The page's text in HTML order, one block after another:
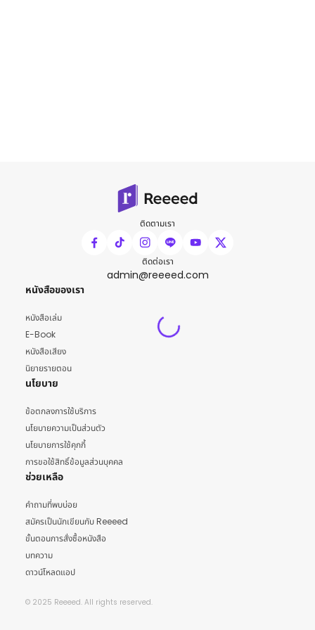
ติดตามเรา
ติดต่อเรา
admin@reeeed.com
หนังสือของเรา
หนังสือเล่ม
E-Book
หนังสือเสียง
นิยายรายตอน
นโยบาย
ข้อตกลงการใช้บริการ
นโยบายความเป็นส่วนตัว
นโยบายการใช้คุกกี้
การขอใช้สิทธิ์ข้อมูลส่วนบุคคล
ช่วยเหลือ
คำถามที่พบบ่อย
สมัครเป็นนักเขียนกับ Reeeed
ขั้นตอนการสั่งซื้อหนังสือ
บทความ
ดาวน์โหลดแอป
© 2025 Reeeed. All rights reserved.